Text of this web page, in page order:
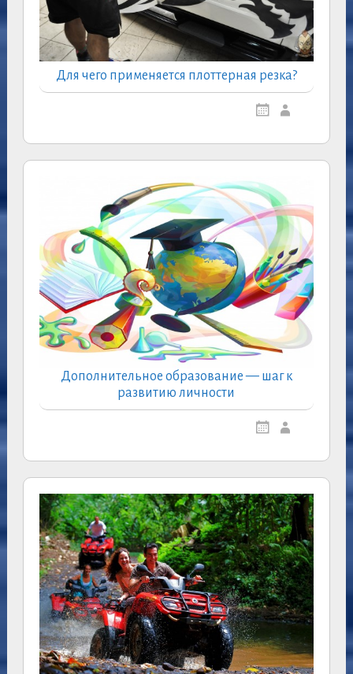
Для чего применяется плоттерная резка?
Дополнительное образование — шаг к
развитию личности